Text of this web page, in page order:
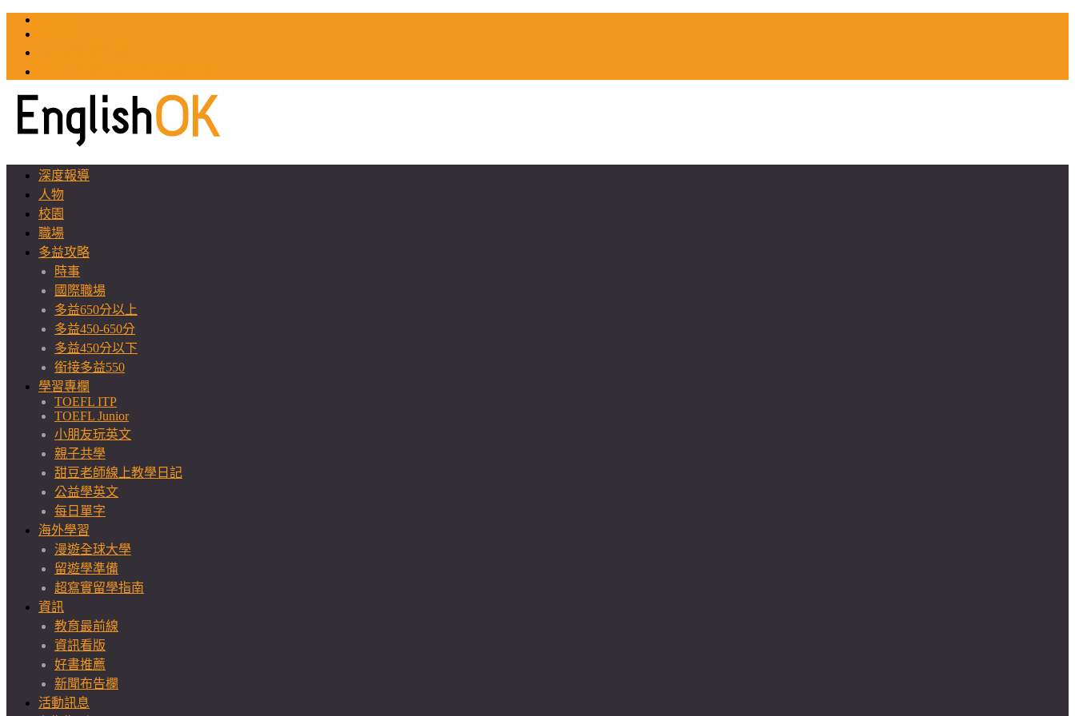
深度報導
人物
校園
職場
多益攻略
時事
國際職場
多益650分以上
多益450-650分
多益450分以下
銜接多益550
學習專欄
TOEFL ITP
TOEFL Junior
小朋友玩英文
親子共學
甜豆老師線上教學日記
公益學英文
每日單字
海外學習
漫遊全球大學
留遊學準備
超寫實留學指南
資訊
教育最前線
資訊看版
好書推薦
新聞布告欄
活動訊息